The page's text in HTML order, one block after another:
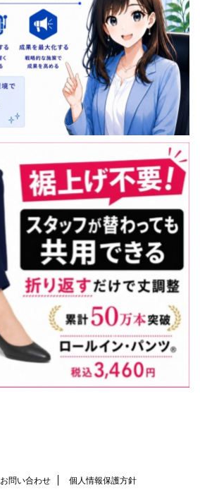
お問い合わせ 個人情報保護方針